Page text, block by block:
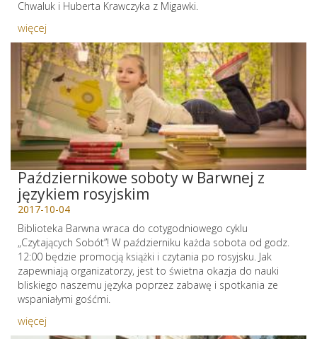
Chwaluk i Huberta Krawczyka z Migawki.
więcej
Październikowe soboty w Barwnej z
językiem rosyjskim
2017-10-04
Biblioteka Barwna wraca do cotygodniowego cyklu
„Czytających Sobót”! W październiku każda sobota od godz.
12:00 będzie promocją książki i czytania po rosyjsku. Jak
zapewniają organizatorzy, jest to świetna okazja do nauki
bliskiego naszemu języka poprzez zabawę i spotkania ze
wspaniałymi gośćmi.
więcej